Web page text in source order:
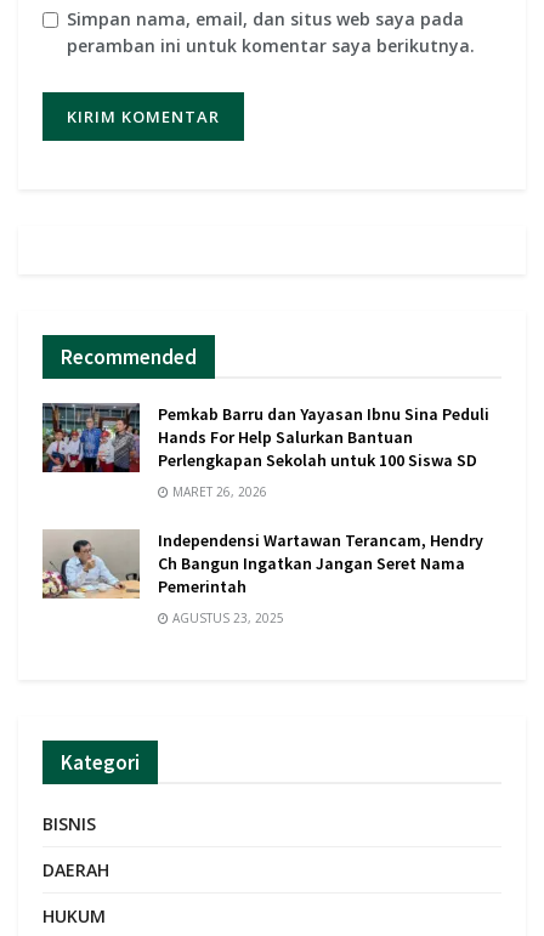
Simpan nama, email, dan situs web saya pada
peramban ini untuk komentar saya berikutnya.
Recommended
Pemkab Barru dan Yayasan Ibnu Sina Peduli
Hands For Help Salurkan Bantuan
Perlengkapan Sekolah untuk 100 Siswa SD
MARET 26, 2026
Independensi Wartawan Terancam, Hendry
Ch Bangun Ingatkan Jangan Seret Nama
Pemerintah
AGUSTUS 23, 2025
Kategori
BISNIS
DAERAH
HUKUM